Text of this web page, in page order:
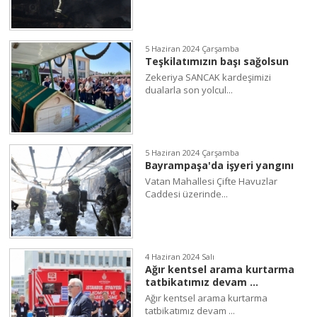
5 Haziran 2024 Çarşamba
Teşkilatımızın başı sağolsun
Zekeriya SANCAK kardeşimizi
dualarla son yolcul...
5 Haziran 2024 Çarşamba
Bayrampaşa'da işyeri yangını
Vatan Mahallesi Çifte Havuzlar
Caddesi üzerinde...
4 Haziran 2024 Salı
Ağır kentsel arama kurtarma
tatbikatımız devam ...
Ağır kentsel arama kurtarma
tatbikatımız devam ...